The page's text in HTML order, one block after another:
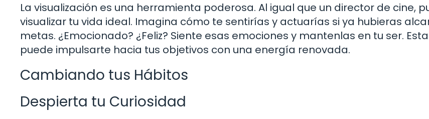
La visualización es una herramienta poderosa. Al igual que un director de cine,
visualizar tu vida ideal. Imagina cómo te sentirías y actuarías si ya hubieras
metas. ¿Emocionado? ¿Feliz? Siente esas emociones y mantenlas en tu ser.
puede impulsarte hacia tus objetivos con una energía renovada.
Cambiando tus Hábitos
Despierta tu Curiosidad